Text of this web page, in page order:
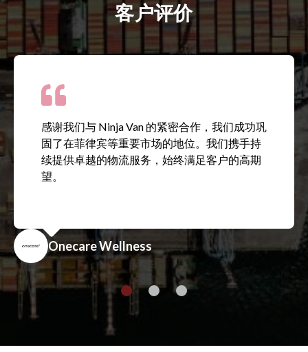
客户评价
感谢我们与 Ninja Van 的紧密合作，我们成功巩
固了在菲律宾等重要市场的地位。我们携手持
续提供卓越的物流服务，始终满足客户的高期
望。
Onecare Wellness